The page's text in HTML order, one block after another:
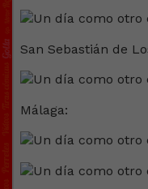
San Sebastián de
Málaga: